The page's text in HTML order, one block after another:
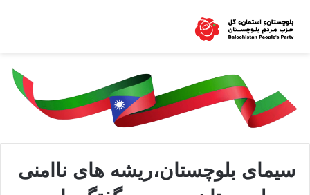
سیمای بلوچستان،ریشه های ناامنی